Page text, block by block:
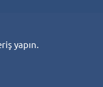
yapın.